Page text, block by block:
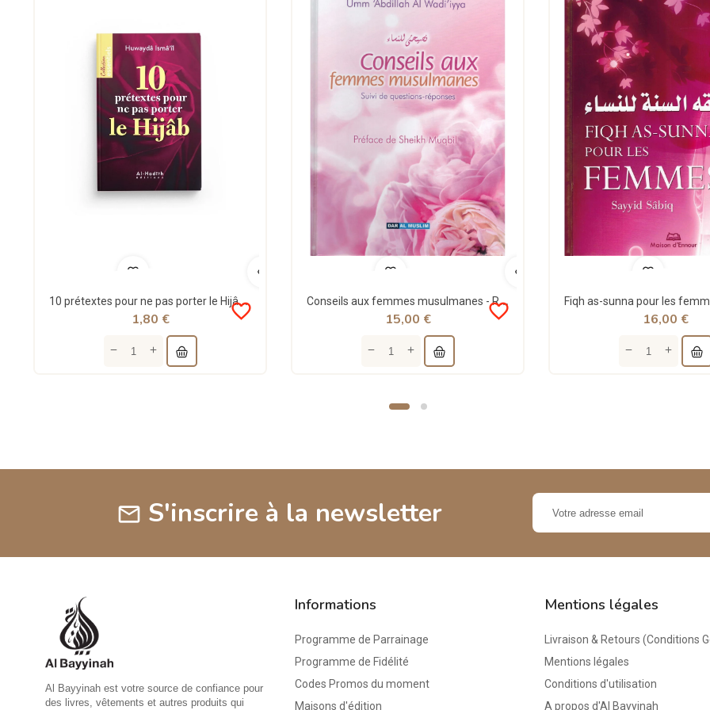
10 prétextes pour ne pas porter le Hijâb - Huwayda Ismail - al-hadith
favorite_border
1,80 €
Conseils aux femmes musulmanes - Rigide - Dar al muslim
favorite_border
15,00 € 16,00 €
mail S'inscrire à la newsletter
Al Bayyinah est votre source de confiance pour
des livres, vêtements et autres produits qui
Informations
Programme de Parrainage
Programme de Fidélité
Codes Promos du moment
Maisons d'édition
Mentions légales
Livraison & Retours (Conditions
Mentions légales
Conditions d'utilisation
A propos d'Al Bayyinah